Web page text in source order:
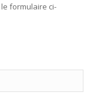
formulaire ci-